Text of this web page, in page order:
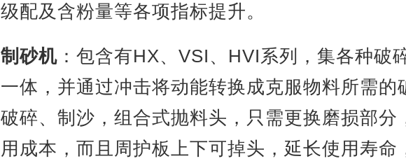
级配及含粉量等各项指标提升。
制砂机 ：包含有HX、VSI、HVI系列，集各种破
一体，并通过冲击将动能转换成克服物料所需的
破碎、制沙，组合式抛料头，只需更换磨损部分
用成本，而且周护板上下可掉头，延长使用寿命